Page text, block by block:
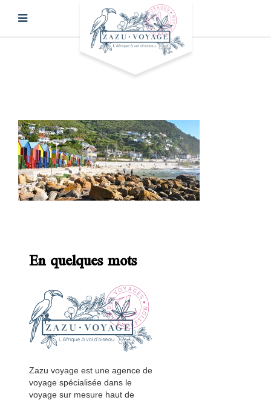
En quelques mots
Zazu voyage est une agence de
voyage spécialisée dans le
voyage sur mesure haut de